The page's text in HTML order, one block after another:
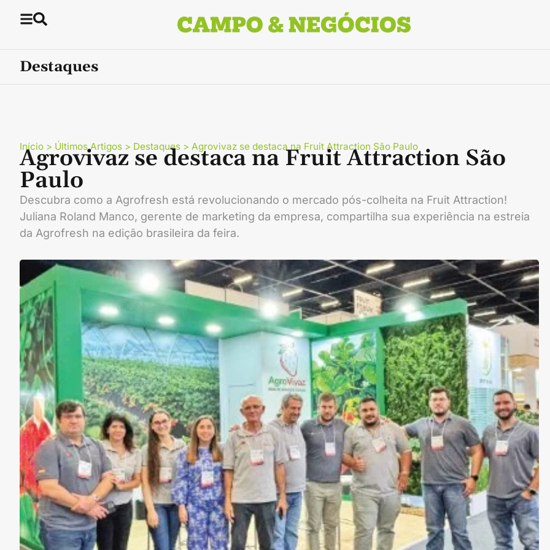
Destaques
Início > Últimos Artigos > Destaques > Agrovivaz se destaca na Fruit Attraction São Paulo
Agrovivaz se destaca na Fruit Attraction São
Paulo
Descubra como a Agrofresh está revolucionando o mercado pós-colheita na Fruit Attraction!
Juliana Roland Manco, gerente de marketing da empresa, compartilha sua experiência na estreia
da Agrofresh na edição brasileira da feira.